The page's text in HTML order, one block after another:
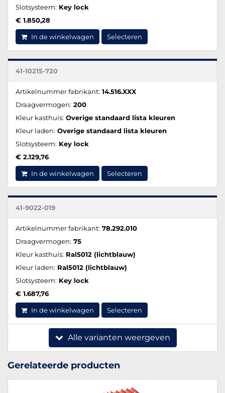
Slotsysteem: Key lock
€ 1.850,28
In de winkelwagen Selecteren
41-10215-720
Artikelnummer fabrikant: 14.516.XXX
Draagvermogen: 200
Kleur kasthuis: Overige standaard lista kleuren
Kleur laden: Overige standaard lista kleuren
Slotsysteem: Key lock
€ 2.129,76
In de winkelwagen Selecteren
41-9022-019
Artikelnummer fabrikant: 78.292.010
Draagvermogen: 75
Kleur kasthuis: Ral5012 (lichtblauw)
Kleur laden: Ral5012 (lichtblauw)
Slotsysteem: Key lock
€ 1.687,76
In de winkelwagen Selecteren
Alle varianten weergeven
Gerelateerde producten